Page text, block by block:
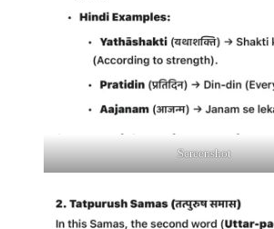
Screenshot